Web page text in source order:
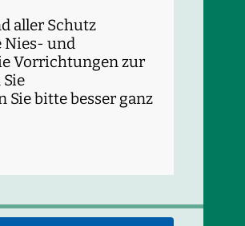
aller Schutz
Nies- und
Vorrichtungen zur
bitte besser ganz